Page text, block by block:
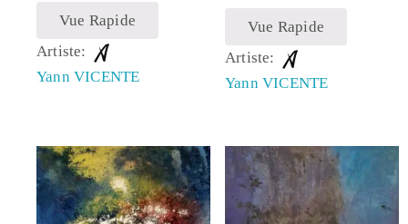
Vue Rapide
Artiste:
Yann VICENTE
Vue Rapide
Artiste:
Yann VICENTE